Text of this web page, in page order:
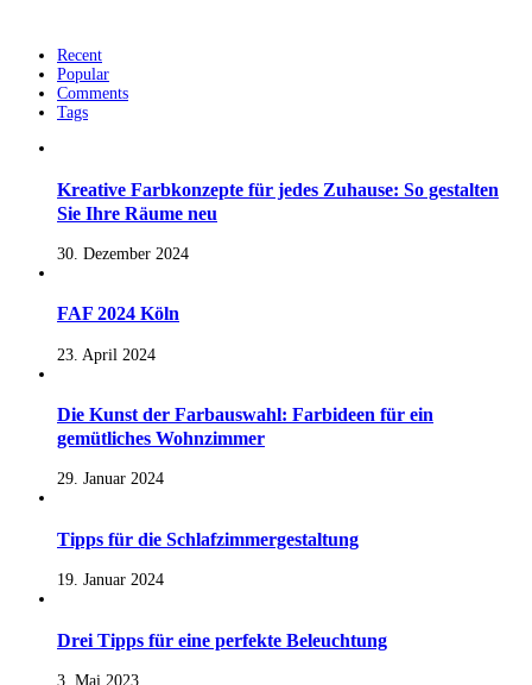
Recent
Popular
Comments
Tags
Kreative Farbkonzepte für jedes Zuhause: So gestalten
Sie Ihre Räume neu
30. Dezember 2024
FAF 2024 Köln
23. April 2024
Die Kunst der Farbauswahl: Farbideen für ein
gemütliches Wohnzimmer
29. Januar 2024
Tipps für die Schlafzimmergestaltung
19. Januar 2024
Drei Tipps für eine perfekte Beleuchtung
3. Mai 2023